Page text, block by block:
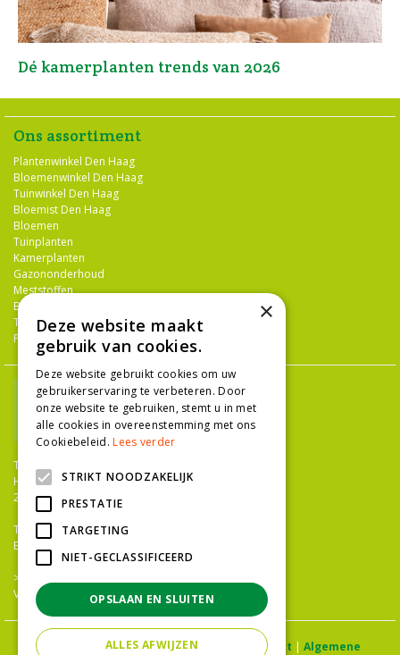
Dé kamerplanten trends van 2026
Ons assortiment
Plantenwinkel Den Haag
Bloemenwinkel Den Haag
Tuinwinkel Den Haag
Bloemist Den Haag
Bloemen
Tuinplanten
Kamerplanten
Gazononderhoud
Meststoffen
Bestrijdingsmiddelen
Tuingereedschap
Potterie
TUINCENTRUM NIEUW-HANENBURG
Hanenburglaan 266
2565 HC Den Haag
T.
070 36 052 92
E.
>>
Vacatures
© Tuincentrum Hanenburg |Privacy statement | Algemene
×
Deze website maakt
gebruik van cookies.
Deze website gebruikt cookies om uw
gebruikerservaring te verbeteren. Door
onze website te gebruiken, stemt u in met
alle cookies in overeenstemming met ons
Cookiebeleid.Lees verder
STRIKT NOODZAKELIJK
PRESTATIE
TARGETING
NIET-GECLASSIFICEERD
OPSLAAN EN SLUITEN
ALLES AFWIJZEN